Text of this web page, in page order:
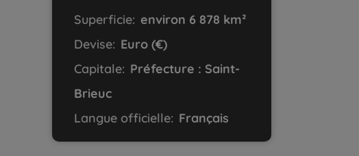
Superficie: environ 6 878 km²
Devise: Euro (€)
Capitale: Préfecture : Saint-
Brieuc
Langue officielle: Français